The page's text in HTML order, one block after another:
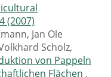
(2007)
Jan Ole
Scholz,
von Pappeln
Flächen ,